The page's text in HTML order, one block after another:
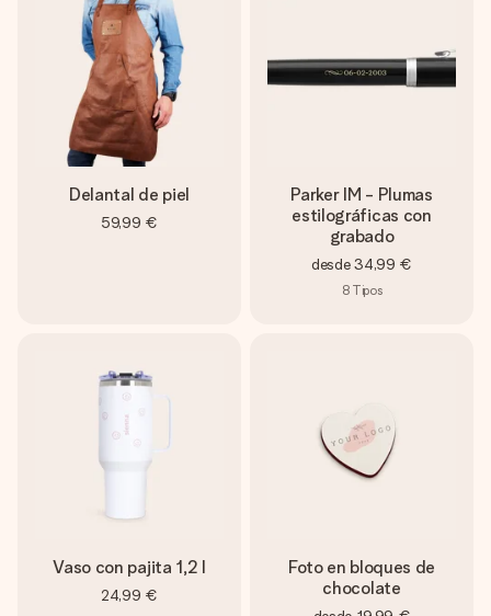
Delantal de piel
59,99 €
Parker IM - Plumas
estilográficas con
grabado
desde 34,99 €
8 Tipos
Vaso con pajita 1,2 l
24,99 €
Foto en bloques de
chocolate